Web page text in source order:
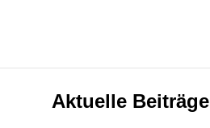
Aktuelle Beiträge